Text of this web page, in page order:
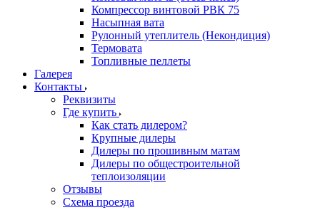
Компрессор винтовой РВК 75
Насыпная вата
Рулонный утеплитель (Некондиция)
Термовата
Топливные пеллеты
Галерея
Контакты
Реквизиты
Где купить
Как стать дилером?
Крупные дилеры
Дилеры по прошивным матам
Дилеры по общестроительной
теплоизоляции
Отзывы
Схема проезда